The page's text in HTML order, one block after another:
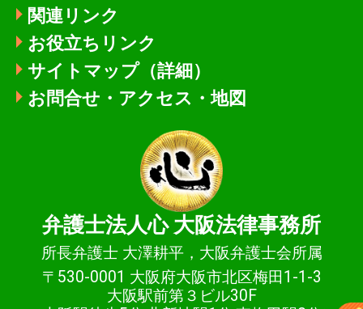
関連リンク
お役立ちリンク
サイトマップ（詳細）
お問合せ・アクセス・地図
弁護士法人心 大阪法律事務所
所長弁護士 大澤耕平，大阪弁護士会所属
〒530-0001 大阪府大阪市北区梅田1-1-3
大阪駅前第３ビル30F